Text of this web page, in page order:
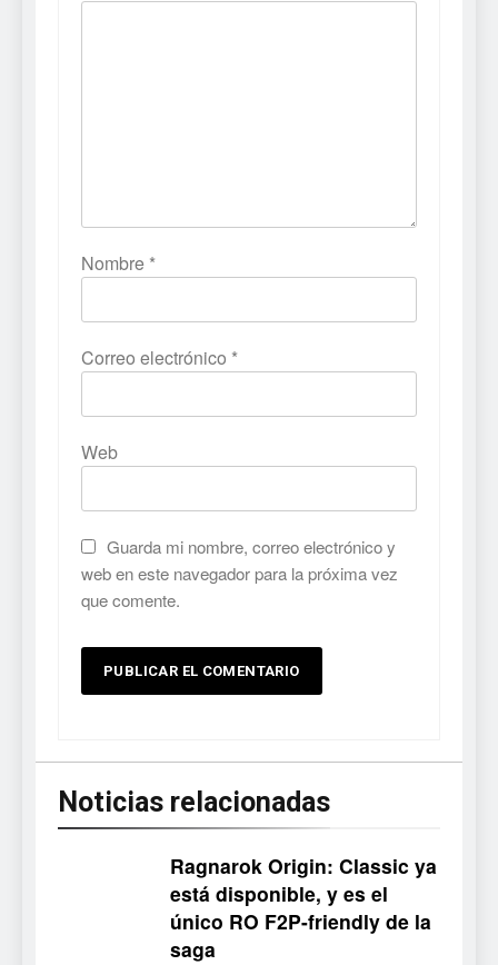
Nombre *
Correo electrónico *
Web
Guarda mi nombre, correo electrónico y
web en este navegador para la próxima vez
que comente.
Noticias relacionadas
Ragnarok Origin: Classic ya
está disponible, y es el
único RO F2P-friendly de la
saga
5
Mistbound: Guild Wars
para PC y móviles
NOTICIAS DE VIDEOJUEGOS